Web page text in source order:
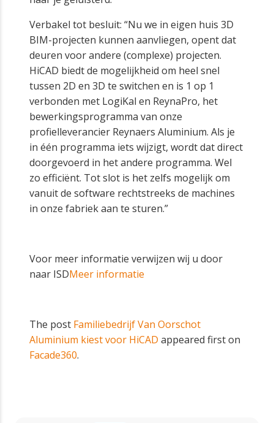
Verbakel tot besluit: “Nu we in eigen huis 3D
BIM-projecten kunnen aanvliegen, opent dat
deuren voor andere (complexe) projecten.
HiCAD biedt de mogelijkheid om heel snel
tussen 2D en 3D te switchen en is 1 op 1
verbonden met LogiKal en ReynaPro, het
bewerkingsprogramma van onze
profielleverancier Reynaers Aluminium. Als je
in één programma iets wijzigt, wordt dat direct
doorgevoerd in het andere programma. Wel
zo efficiënt. Tot slot is het zelfs mogelijk om
vanuit de software rechtstreeks de machines
in onze fabriek aan te sturen.”
Voor meer informatie verwijzen wij u door
naar ISDMeer informatie
The post Familiebedrijf Van Oorschot
Aluminium kiest voor HiCAD appeared first on
Facade360.